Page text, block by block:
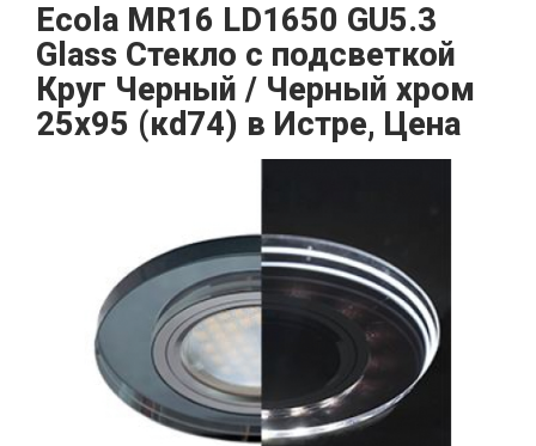
Ecola MR16 LD1650 GU5.3
Glass Стекло с подсветкой
Круг Черный / Черный хром
25x95 (кd74) в Истре, Цена